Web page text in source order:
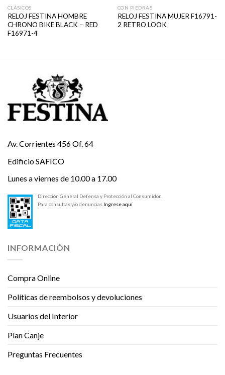
CLÁSICOS
RELOJ FESTINA HOMBRE
CHRONO BIKE BLACK – RED
F16971-4
CON PIEDRAS
RELOJ FESTINA MUJER F16791-
2 RETRO LOOK
Av. Corrientes 456 Of. 64
Edificio SAFICO
Lunes a viernes de 10.00 a 17.00
Dirección General Defensa y Protección al Consumidor.
Para consultas y/o denuncias Ingrese aquí
INFORMACIÓN
Compra Online
Políticas de reembolsos y devoluciones
Usuarios del Interior
Plan Canje
Preguntas Frecuentes